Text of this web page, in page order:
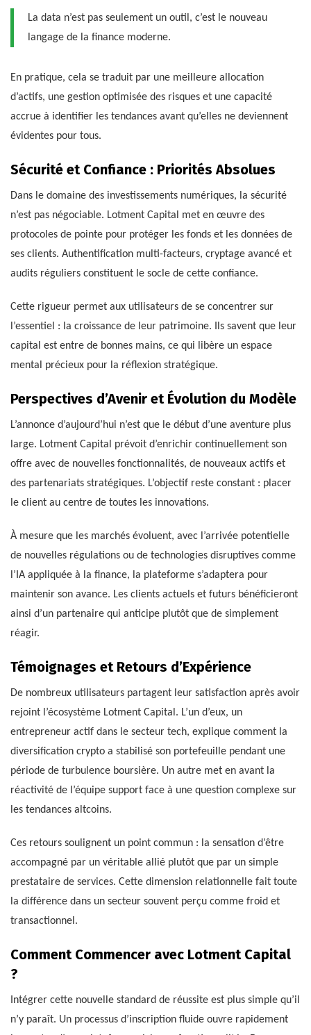
La data n’est pas seulement un outil, c’est le nouveau
langage de la finance moderne.
En pratique, cela se traduit par une meilleure allocation
d’actifs, une gestion optimisée des risques et une capacité
accrue à identifier les tendances avant qu’elles ne deviennent
évidentes pour tous.
Sécurité et Confiance : Priorités Absolues
Dans le domaine des investissements numériques, la sécurité
n’est pas négociable. Lotment Capital met en œuvre des
protocoles de pointe pour protéger les fonds et les données de
ses clients. Authentification multi-facteurs, cryptage avancé et
audits réguliers constituent le socle de cette confiance.
Cette rigueur permet aux utilisateurs de se concentrer sur
l’essentiel : la croissance de leur patrimoine. Ils savent que leur
capital est entre de bonnes mains, ce qui libère un espace
mental précieux pour la réflexion stratégique.
Perspectives d’Avenir et Évolution du Modèle
L’annonce d’aujourd’hui n’est que le début d’une aventure plus
large. Lotment Capital prévoit d’enrichir continuellement son
offre avec de nouvelles fonctionnalités, de nouveaux actifs et
des partenariats stratégiques. L’objectif reste constant : placer
le client au centre de toutes les innovations.
À mesure que les marchés évoluent, avec l’arrivée potentielle
de nouvelles régulations ou de technologies disruptives comme
l’IA appliquée à la finance, la plateforme s’adaptera pour
maintenir son avance. Les clients actuels et futurs bénéficieront
ainsi d’un partenaire qui anticipe plutôt que de simplement
réagir.
Témoignages et Retours d’Expérience
De nombreux utilisateurs partagent leur satisfaction après avoir
rejoint l’écosystème Lotment Capital. L’un d’eux, un
entrepreneur actif dans le secteur tech, explique comment la
diversification crypto a stabilisé son portefeuille pendant une
période de turbulence boursière. Un autre met en avant la
réactivité de l’équipe support face à une question complexe sur
les tendances altcoins.
Ces retours soulignent un point commun : la sensation d’être
accompagné par un véritable allié plutôt que par un simple
prestataire de services. Cette dimension relationnelle fait toute
la différence dans un secteur souvent perçu comme froid et
transactionnel.
Comment Commencer avec Lotment Capital
?
Intégrer cette nouvelle standard de réussite est plus simple qu’il
n’y paraît. Un processus d’inscription fluide ouvre rapidement